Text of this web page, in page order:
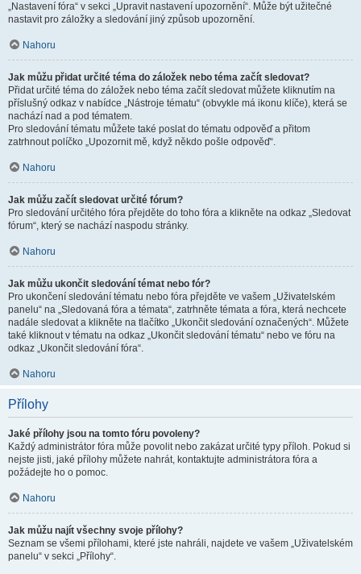
„Nastavení fóra“ v sekci „Upravit nastavení upozornění“. Může být užitečné
nastavit pro záložky a sledování jiný způsob upozornění.
Nahoru
Jak můžu přidat určité téma do záložek nebo téma začít sledovat?
Přidat určité téma do záložek nebo téma začít sledovat můžete kliknutím na
příslušný odkaz v nabídce „Nástroje tématu“ (obvykle má ikonu klíče), která se
nachází nad a pod tématem.
Pro sledování tématu můžete také poslat do tématu odpověď a přitom
zatrhnout políčko „Upozornit mě, když někdo pošle odpověď“.
Nahoru
Jak můžu začít sledovat určité fórum?
Pro sledování určitého fóra přejděte do toho fóra a klikněte na odkaz „Sledovat
fórum“, který se nachází naspodu stránky.
Nahoru
Jak můžu ukončit sledování témat nebo fór?
Pro ukončení sledování tématu nebo fóra přejděte ve vašem „Uživatelském
panelu“ na „Sledovaná fóra a témata“, zatrhněte témata a fóra, která nechcete
nadále sledovat a klikněte na tlačítko „Ukončit sledování označených“. Můžete
také kliknout v tématu na odkaz „Ukončit sledování tématu“ nebo ve fóru na
odkaz „Ukončit sledování fóra“.
Nahoru
Přílohy
Jaké přílohy jsou na tomto fóru povoleny?
Každý administrátor fóra může povolit nebo zakázat určité typy příloh. Pokud si
nejste jisti, jaké přílohy můžete nahrát, kontaktujte administrátora fóra a
požádejte ho o pomoc.
Nahoru
Jak můžu najít všechny svoje přílohy?
Seznam se všemi přílohami, které jste nahráli, najdete ve vašem „Uživatelském
panelu“ v sekci „Přílohy“.